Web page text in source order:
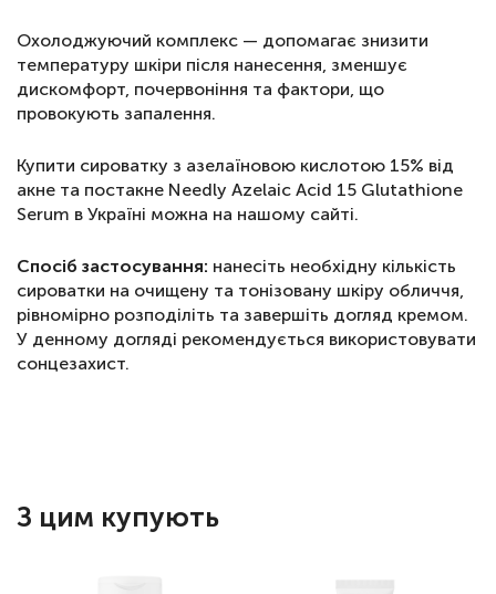
Охолоджуючий комплекс — допомагає знизити
температуру шкіри після нанесення, зменшує
дискомфорт, почервоніння та фактори, що
провокують запалення.
Купити сироватку з азелаїновою кислотою 15% від
акне та постакне Needly Azelaic Acid 15 Glutathione
Serum в Україні можна на нашому сайті.
Спосіб застосування: нанесіть необхідну кількість
сироватки на очищену та тонізовану шкіру обличчя,
рівномірно розподіліть та завершіть догляд кремом.
У денному догляді рекомендується використовувати
сонцезахист.
З цим купують